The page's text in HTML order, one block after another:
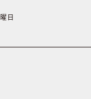
日